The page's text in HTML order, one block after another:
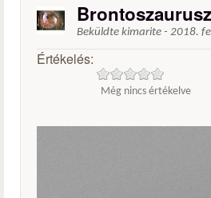
Beküldte kimarite - 2018.
Értékelés:
Még nincs értékelve